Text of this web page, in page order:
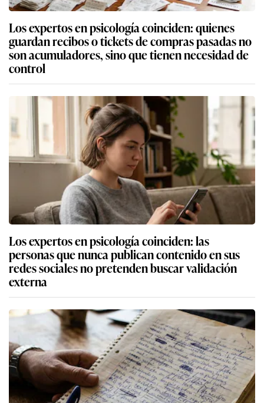
Los expertos en psicología coinciden: quienes
guardan recibos o tickets de compras pasadas no
son acumuladores, sino que tienen necesidad de
control
Los expertos en psicología coinciden: las
personas que nunca publican contenido en sus
redes sociales no pretenden buscar validación
externa